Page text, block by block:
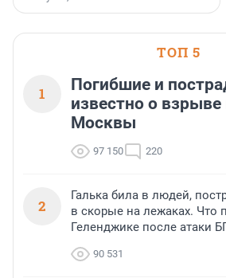
ТОП 5
1
Погибшие и
известно о взрыве
Москвы
97 150 220
2
Галька била в людей,
в скорые на лежаках. Что
Геленджике после атаки
90 531